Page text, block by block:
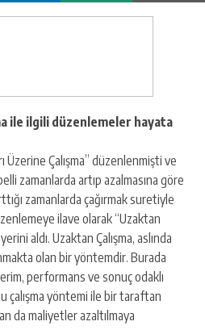
ile ilgili düzenlemeler hayata
Üzerine Çalışma” düzenlenmişti ve
zamanlarda artıp azalmasına göre
zamanlarda çağırmak suretiyle
ilave olarak “Uzaktan
aldı. Uzaktan Çalışma, aslında
olan bir yöntemdir. Burada
performans ve sonuç odaklı
çalışma yöntemi ile bir taraftan
da maliyetler azaltılmaya